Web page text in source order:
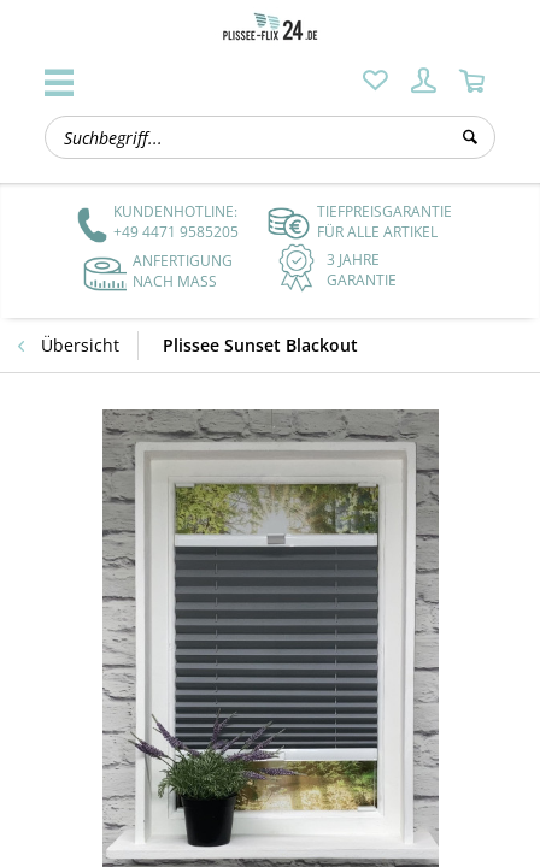
KUNDENHOTLINE:
+49 4471 9585205
TIEFPREISGARANTIE
FÜR ALLE ARTIKEL
ANFERTIGUNG
NACH MASS
3 JAHRE
GARANTIE
Übersicht Plissee Sunset Blackout